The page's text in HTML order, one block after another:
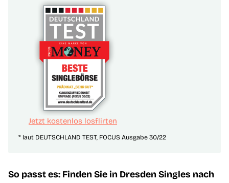
Jetzt kostenlos losflirten
* laut DEUTSCHLAND TEST, FOCUS Ausgabe 30/22
So passt es: Finden Sie in Dresden Singles nach